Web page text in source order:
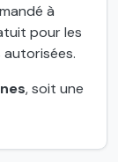
à
pour les
, soit une